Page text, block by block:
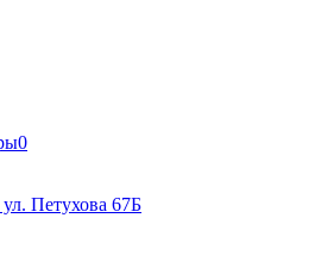
0
Петухова 67Б